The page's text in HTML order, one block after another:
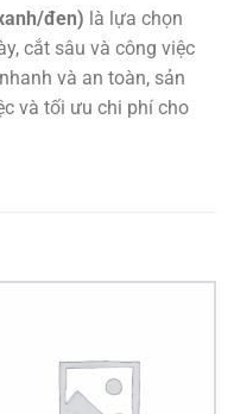
đen) là lựa chọn
cắt sâu và công việc
và an toàn, sản
và tối ưu chi phí cho